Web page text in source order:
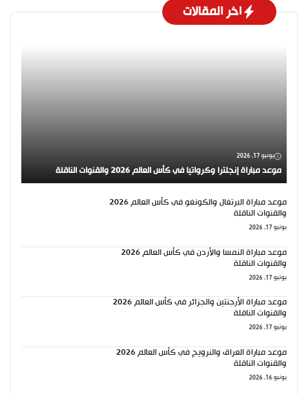
اخر المقالات
يونيو 17, 2026
موعد مباراة إنجلترا وكرواتيا في كأس العالم 2026 والقنوات الناقلة
موعد مباراة البرتغال والكونغو في كأس العالم 2026
والقنوات الناقلة
يونيو 17, 2026
موعد مباراة النمسا والأردن في كأس العالم 2026
والقنوات الناقلة
يونيو 17, 2026
موعد مباراة الأرجنتين والجزائر في كأس العالم 2026
والقنوات الناقلة
يونيو 17, 2026
موعد مباراة العراق والنرويج في كأس العالم 2026
والقنوات الناقلة
يونيو 16, 2026